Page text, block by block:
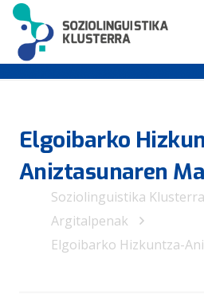
Elgoibarko
Aniztasunaren
Soziolinguistika Klusterra
Argitalpenak
Elgoibarko Hizkuntza-